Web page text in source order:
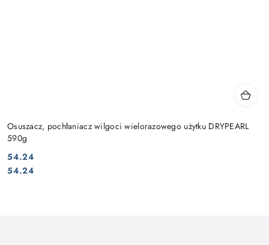
Osuszacz, pochłaniacz wilgoci wielorazowego użytku DRYPEARL
590g
Cena:
54.24
Cena:
54.24